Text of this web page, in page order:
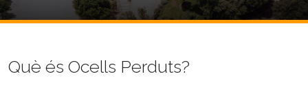
Què és Ocells Perduts?